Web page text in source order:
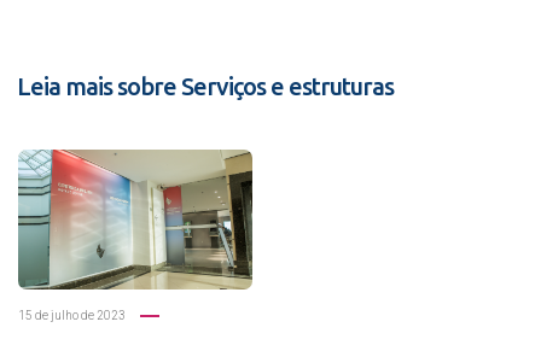
Leia mais sobre Serviços e estruturas
15 de julho de 2023